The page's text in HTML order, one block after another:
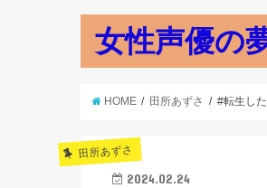
女性声優の
HOME 田所あずさ #転生し
田所あずさ
2024.02.24